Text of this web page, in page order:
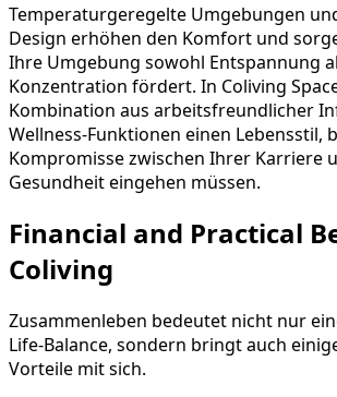
Temperaturgeregelte Umgebungen
Design erhöhen den Komfort und
Ihre Umgebung sowohl Entspannung
Konzentration fördert. In Coliving
Kombination aus arbeitsfreundlicher
Wellness-Funktionen einen Lebensstil,
Kompromisse zwischen Ihrer Karriere
Gesundheit eingehen müssen.
Financial and Practical
Coliving
Zusammenleben bedeutet nicht nur
Life-Balance, sondern bringt auch
Vorteile mit sich.